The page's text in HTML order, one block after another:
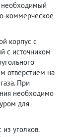
коммерческое
корпус с
с источником
отверстием на
При
необходимо
для
уголков.